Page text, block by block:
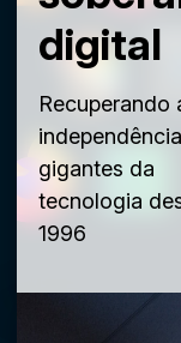
digital
Recuperando
gigantes da
tecnologia
1996